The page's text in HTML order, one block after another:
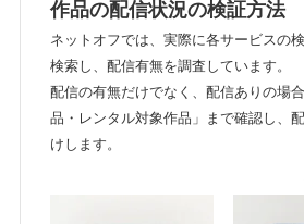
作品の配信状況の検証方法
ネットオフでは、実際に各サービスの
検索し、配信有無を調査しています。
配信の有無だけでなく、配信ありの場
品・レンタル対象作品」まで確認し、
けします。